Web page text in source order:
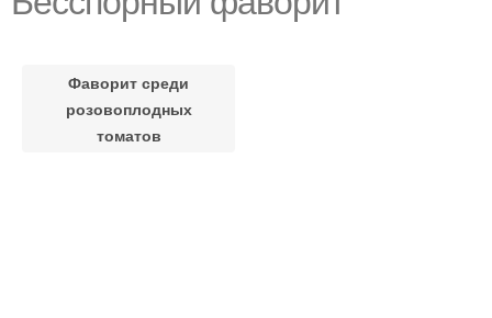
Фаворит среди
розовоплодных
томатов